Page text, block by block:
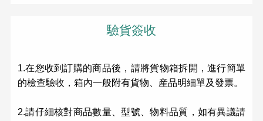
驗貨簽收
1.在您收到訂購的商品後，請將貨物箱拆開，進行簡單
的檢查驗收，箱內一般附有貨物、産品明細單及發票。
2.請仔細核對商品數量、型號、物料品質，如有異議請